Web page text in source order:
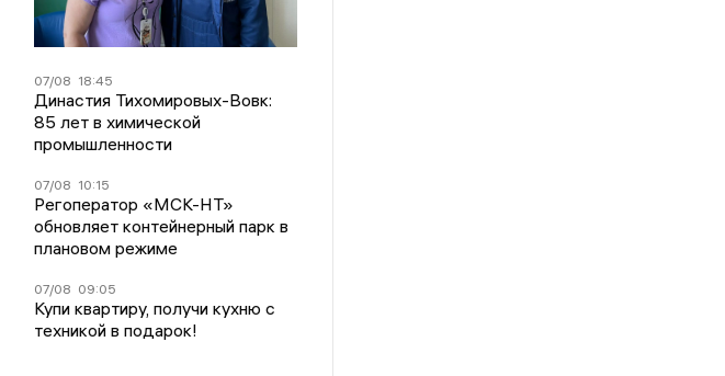
07/08 18:45
Династия Тихомировых-Вовк:
85 лет в химической
промышленности
07/08 10:15
Регоператор «МСК-НТ»
обновляет контейнерный парк в
плановом режиме
07/08 09:05
Купи квартиру, получи кухню с
техникой в подарок!